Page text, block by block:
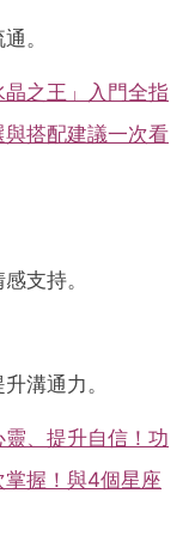
。
晶之王」入門全指
搭配建議一次看
支持。
溝通力。
靈、提升自信！功
握！與4個星座